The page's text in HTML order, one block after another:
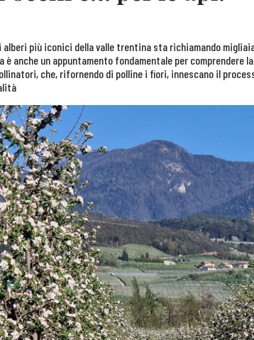
alberi più iconici della valle trentina sta richiamando
anche un appuntamento fondamentale per comprendere
che, rifornendo di polline i fiori, innescano il